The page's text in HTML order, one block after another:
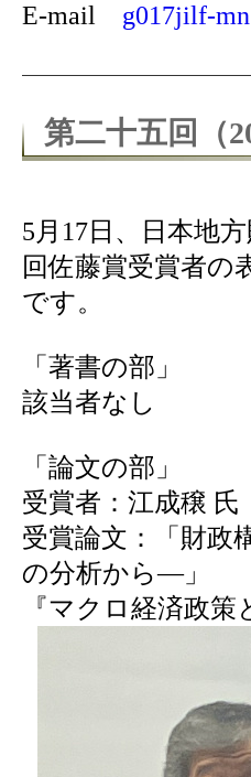
E-mail g017jilf-
第二十五回（
5月17日、日本地
回佐藤賞受賞者の
です。
「著書の部」
該当者なし
「論文の部」
受賞者：江成穣 氏
受賞論文：「財政
の分析から―」
『マクロ経済政策